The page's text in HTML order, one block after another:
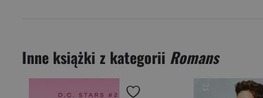
Inne książki z kategorii Romans